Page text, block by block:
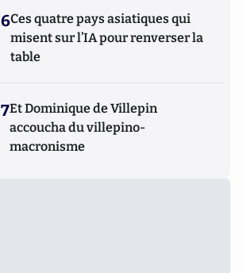
6Ces quatre pays asiatiques qui
misent sur l’IA pour renverser la
table
7Et Dominique de Villepin
accoucha du villepino-
macronisme